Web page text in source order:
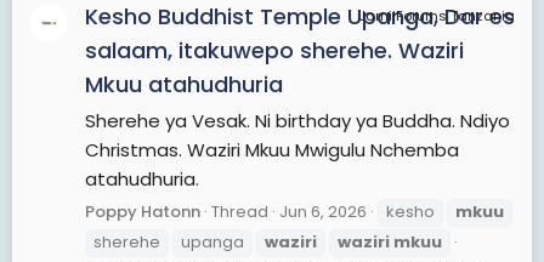
JamiiForums Tanzania
Kesho Buddhist Temple Upanga, Dar es
salaam, itakuwepo sherehe. Waziri
Mkuu atahudhuria
Sherehe ya Vesak. Ni birthday ya Buddha. Ndiyo
Christmas. Waziri Mkuu Mwigulu Nchemba
atahudhuria.
Poppy Hatonn Thread Jun 6, 2026 kesho
mkuu
sherehe
upanga waziri waziri mkuu